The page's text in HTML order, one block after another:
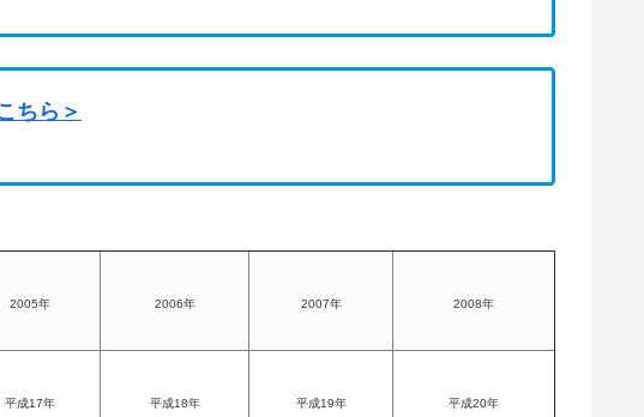
ちら＞
2005年 2006年 2007年 2008年
平成17年 平成18年 平成19年 平成20年